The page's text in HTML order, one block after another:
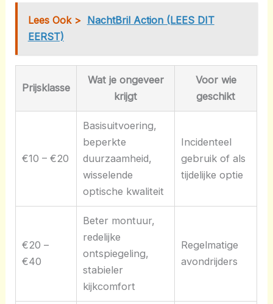
Lees Ook >
NachtBril Action (LEES DIT
EERST)
Prijsklasse
Wat je ongeveer
krijgt
Voor wie
geschikt
€10 – €20
Basisuitvoering,
beperkte
duurzaamheid,
wisselende
optische kwaliteit
Incidenteel
gebruik of als
tijdelijke optie
€20 –
€40
Beter montuur,
redelijke
ontspiegeling,
stabieler
kijkcomfort
Regelmatige
avondrijders